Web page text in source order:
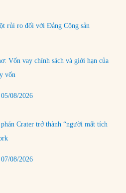
rủi ro đối với Đảng Cộng sản
Vốn vay chính sách và giới hạn của
vốn
08/2026
Crater trở thành “người mất tích
08/2026